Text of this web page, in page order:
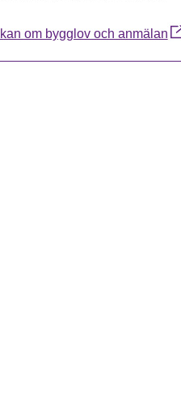
om bygglov och anmälan